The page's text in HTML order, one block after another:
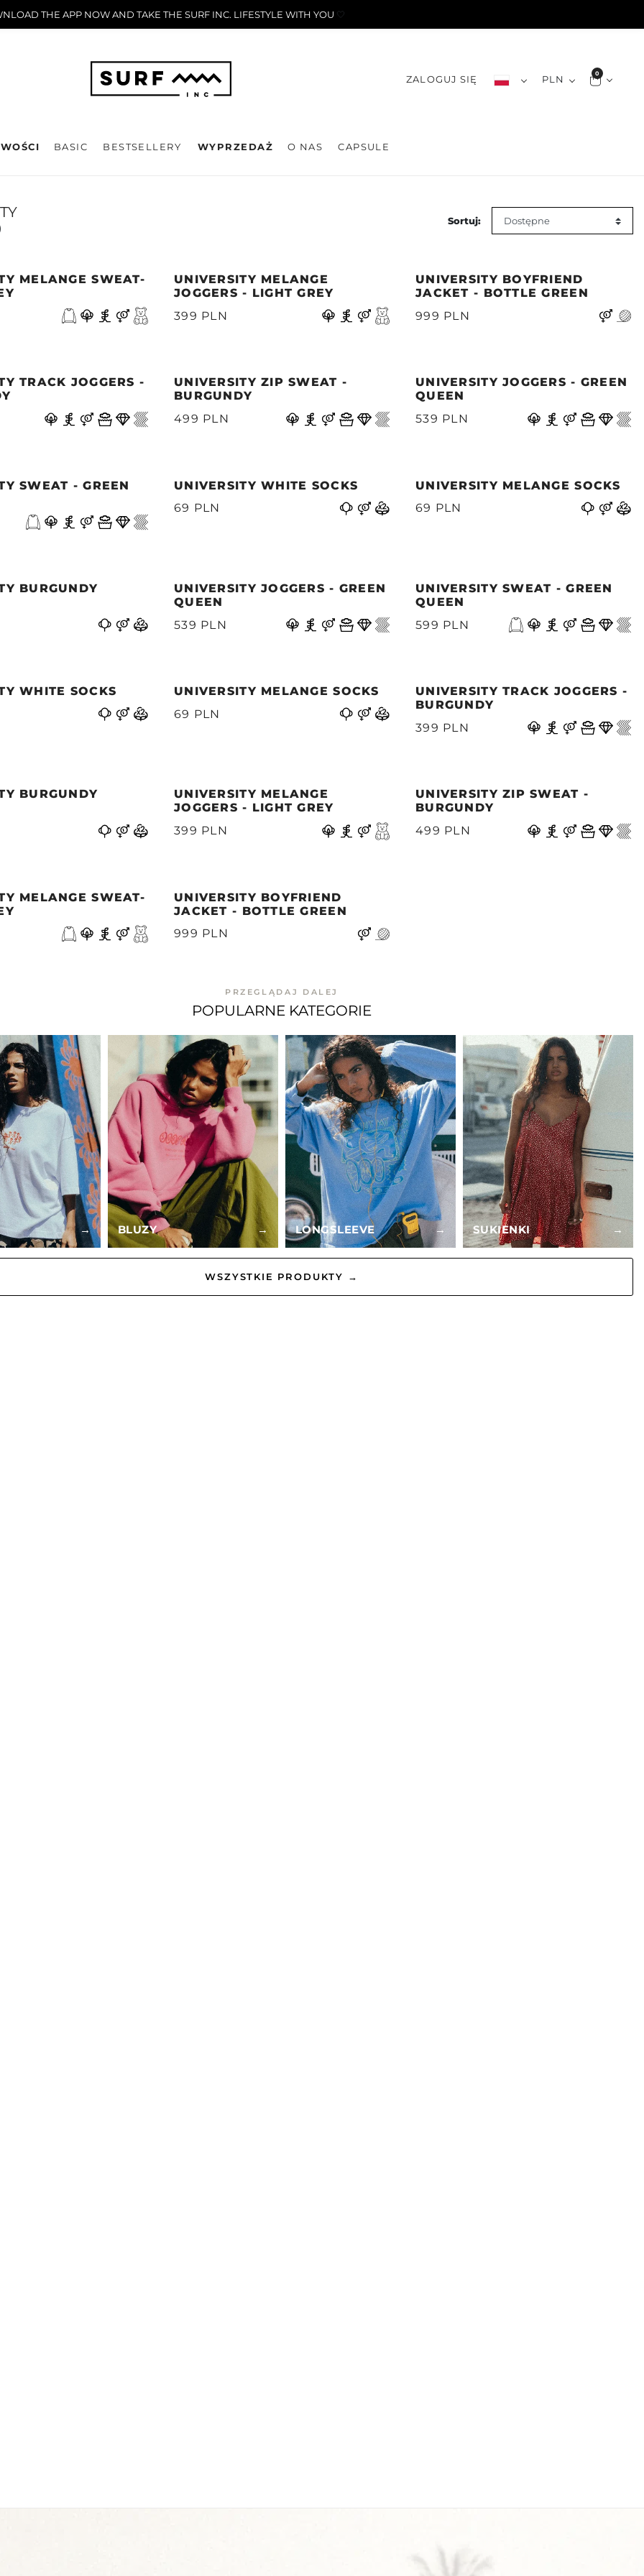
THE APP NOW AND TAKE THE SURF INC. LIFESTYLE WITH YOU 🤍
ZALOGUJ SIĘ PLN 0
BASIC BESTSELLERY WYPRZEDAŻ O NAS CAPSULE
Sortuj:
MELANGE SWEAT-
UNIVERSITY MELANGE
JOGGERS - LIGHT GREY
399 PLN
UNIVERSITY BOYFRIEND
JACKET - BOTTLE GREEN
999 PLN
TRACK JOGGERS -
UNIVERSITY ZIP SWEAT -
BURGUNDY
499 PLN
UNIVERSITY JOGGERS - GREEN
QUEEN
539 PLN
SWEAT - GREEN
UNIVERSITY WHITE SOCKS
69 PLN
UNIVERSITY MELANGE SOCKS
69 PLN
BURGUNDY
UNIVERSITY JOGGERS - GREEN
QUEEN
539 PLN
UNIVERSITY SWEAT - GREEN
QUEEN
599 PLN
WHITE SOCKS
UNIVERSITY MELANGE SOCKS
69 PLN
UNIVERSITY TRACK JOGGERS -
BURGUNDY
399 PLN
BURGUNDY
UNIVERSITY MELANGE
JOGGERS - LIGHT GREY
399 PLN
UNIVERSITY ZIP SWEAT -
BURGUNDY
499 PLN
MELANGE SWEAT-
UNIVERSITY BOYFRIEND
JACKET - BOTTLE GREEN
999 PLN
PRZEGLĄDAJ DALEJ
POPULARNE KATEGORIE
→ BLUZY → LONGSLEEVE → SUKIENKI →
WSZYSTKIE PRODUKTY →